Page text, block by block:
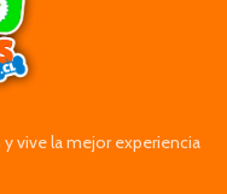
vive la mejor experiencia